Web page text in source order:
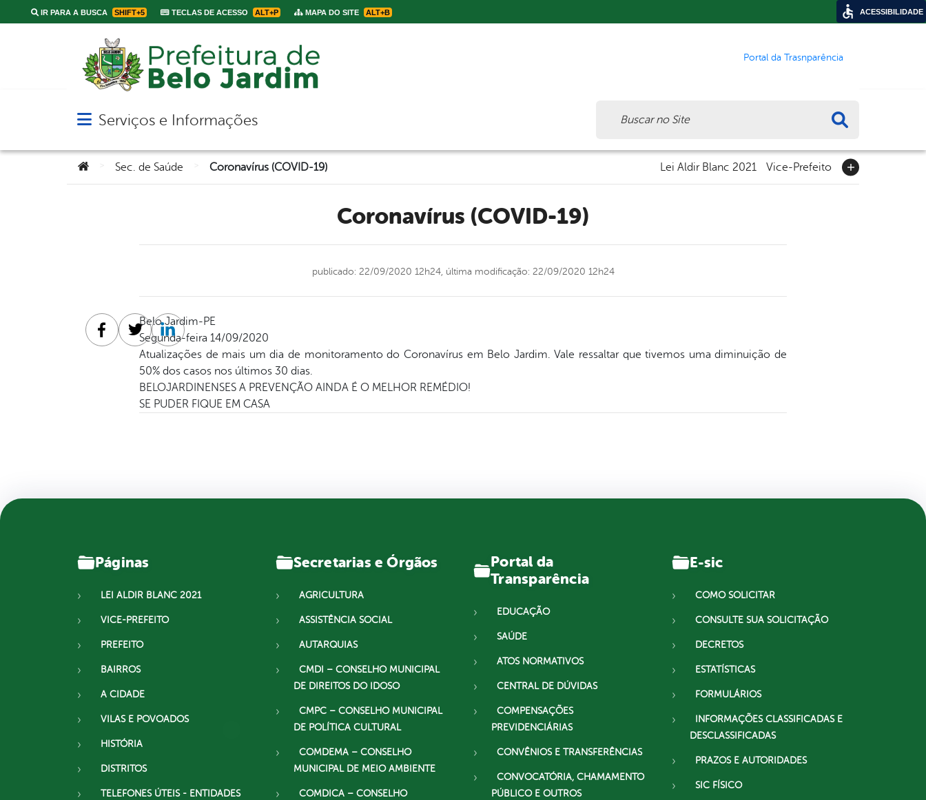
IR PARA A BUSCA SHIFT+5 TECLAS DE ACESSO ALT+P MAPA DO SITE ALT+B
Portal da Trasnparência
Abrir menu principal de navegação
Serviços e Informações
Você está aqui:Sec. de Saúde Coronavírus (COVID-19) Lei Aldir Blanc 2021 Vice-Prefeito
Coronavírus (COVID-19)
publicado: 22/09/2020 12h24, última modificação: 22/09/2020 12h24
Belo Jardim-PE
Segunda-feira 14/09/2020
Atualizações de mais um dia de monitoramento do Coronavírus em Belo Jardim. Vale ressaltar que tivemos uma diminuição de
50% dos casos nos últimos 30 dias.
BELOJARDINENSES A PREVENÇÃO AINDA É O MELHOR REMÉDIO!
SE PUDER FIQUE EM CASA
Facebook
TwitterLinkedin
Páginas
LEI ALDIR BLANC 2021
VICE-PREFEITO
PREFEITO
BAIRROS
A CIDADE
VILAS E POVOADOS
HISTÓRIA
DISTRITOS
TELEFONES ÚTEIS - ENTIDADES
Secretarias e Órgãos
AGRICULTURA
ASSISTÊNCIA SOCIAL
AUTARQUIAS
CMDI – CONSELHO MUNICIPAL
DE DIREITOS DO IDOSO
CMPC – CONSELHO MUNICIPAL
DE POLÍTICA CULTURAL
COMDEMA – CONSELHO
MUNICIPAL DE MEIO AMBIENTE
COMDICA – CONSELHO
Portal da
Transparência
EDUCAÇÃO
SAÚDE
ATOS NORMATIVOS
CENTRAL DE DÚVIDAS
COMPENSAÇÕES
PREVIDENCIÁRIAS
CONVÊNIOS E TRANSFERÊNCIAS
CONVOCATÓRIA, CHAMAMENTO
PÚBLICO E OUTROS
E-sic
COMO SOLICITAR
CONSULTE SUA SOLICITAÇÃO
DECRETOS
ESTATÍSTICAS
FORMULÁRIOS
INFORMAÇÕES CLASSIFICADAS E
DESCLASSIFICADAS
PRAZOS E AUTORIDADES
SIC FÍSICO
ACESSIBILIDADE